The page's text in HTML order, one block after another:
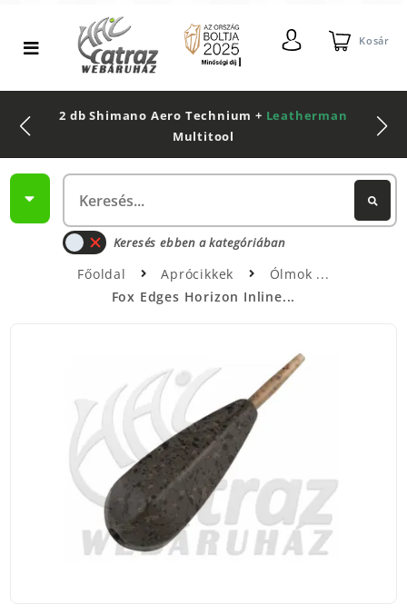
Kosár
2 db Shimano Aero Technium + Leatherman
Multitool
Keresés ebben a kategóriában
Főoldal Aprócikkek
Ólmok
Fox Edges Horizon Inline...